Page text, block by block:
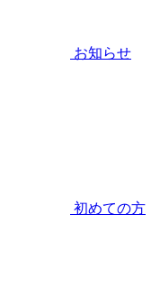
お知らせ
初めての方